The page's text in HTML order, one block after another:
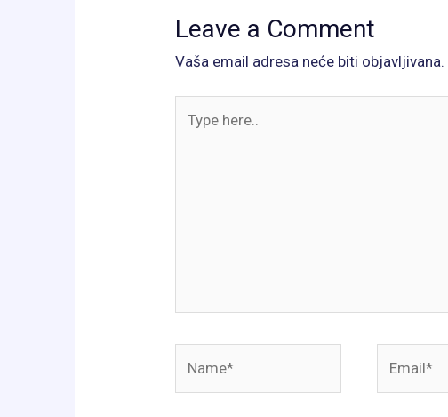
Leave a Comment
Vaša email adresa neće biti objavljivana.
here..